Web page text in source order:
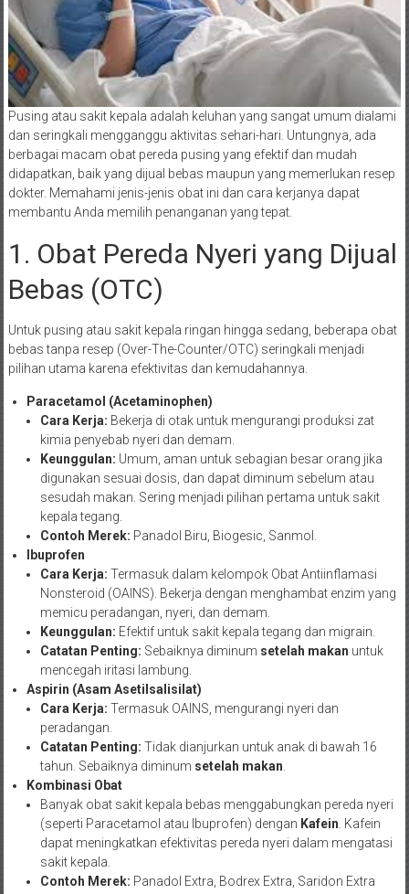
Pusing atau sakit kepala adalah keluhan yang sangat umum dialami
dan seringkali mengganggu aktivitas sehari-hari. Untungnya, ada
berbagai macam obat pereda pusing yang efektif dan mudah
didapatkan, baik yang dijual bebas maupun yang memerlukan resep
dokter. Memahami jenis-jenis obat ini dan cara kerjanya dapat
membantu Anda memilih penanganan yang tepat.
1. Obat Pereda Nyeri yang Dijual
Bebas (OTC)
Untuk pusing atau sakit kepala ringan hingga sedang, beberapa obat
bebas tanpa resep (Over-The-Counter/OTC) seringkali menjadi
pilihan utama karena efektivitas dan kemudahannya.
Paracetamol (Acetaminophen)
Cara Kerja: Bekerja di otak untuk mengurangi produksi zat
kimia penyebab nyeri dan demam.
Keunggulan: Umum, aman untuk sebagian besar orang jika
digunakan sesuai dosis, dan dapat diminum sebelum atau
sesudah makan. Sering menjadi pilihan pertama untuk sakit
kepala tegang.
Contoh Merek: Panadol Biru, Biogesic, Sanmol.
Ibuprofen
Cara Kerja: Termasuk dalam kelompok Obat Antiinflamasi
Nonsteroid (OAINS). Bekerja dengan menghambat enzim yang
memicu peradangan, nyeri, dan demam.
Keunggulan: Efektif untuk sakit kepala tegang dan migrain.
Catatan Penting: Sebaiknya diminum setelah makan untuk
mencegah iritasi lambung.
Aspirin (Asam Asetilsalisilat)
Cara Kerja: Termasuk OAINS, mengurangi nyeri dan
peradangan.
Catatan Penting: Tidak dianjurkan untuk anak di bawah 16
tahun. Sebaiknya diminum setelah makan.
Kombinasi Obat
Banyak obat sakit kepala bebas menggabungkan pereda nyeri
(seperti Paracetamol atau Ibuprofen) dengan Kafein. Kafein
dapat meningkatkan efektivitas pereda nyeri dalam mengatasi
sakit kepala.
Contoh Merek: Panadol Extra, Bodrex Extra, Saridon Extra